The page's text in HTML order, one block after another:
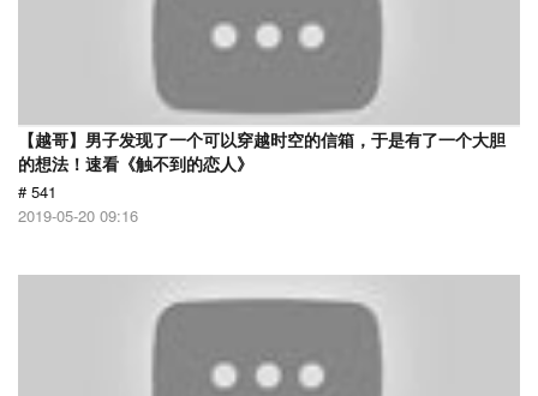
【越哥】男子发现了一个可以穿越时空的信箱，于是有了一个大胆
的想法！速看《触不到的恋人》
# 541
2019-05-20 09:16